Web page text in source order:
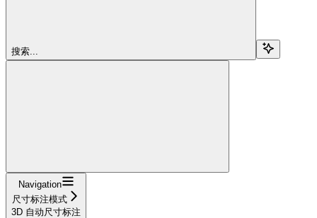
搜索...
Navigation
尺寸标注模式
3D 自动尺寸标注